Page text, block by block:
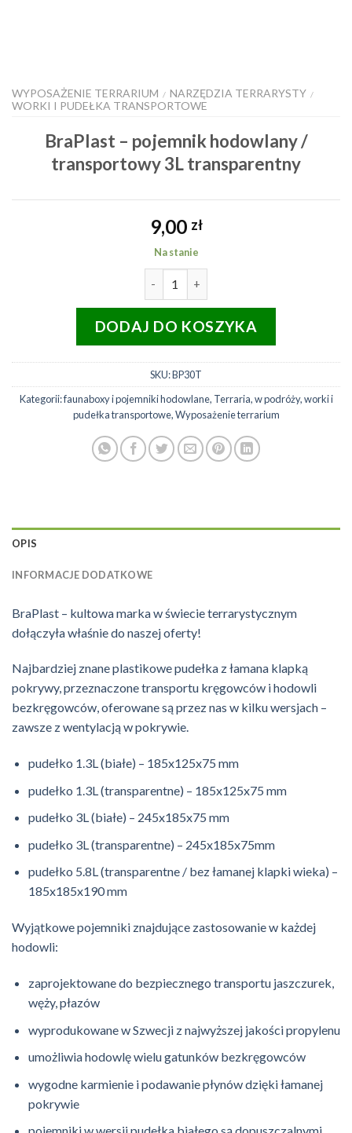
WYPOSAŻENIE TERRARIUM / NARZĘDZIA TERRARYSTY /
WORKI I PUDEŁKA TRANSPORTOWE
BraPlast – pojemnik hodowlany /
transportowy 3L transparentny
9,00 zł
Na stanie
DODAJ DO KOSZYKA
SKU:BP30T
Kategorii:faunaboxy i pojemniki hodowlane, Terraria,w podróży,worki i
pudełka transportowe,Wyposażenie terrarium
OPIS
INFORMACJE DODATKOWE
BraPlast – kultowa marka w świecie terrarystycznym
dołączyła właśnie do naszej oferty!
Najbardziej znane plastikowe pudełka z łamana klapką
pokrywy, przeznaczone transportu kręgowców i hodowli
bezkręgowców, oferowane są przez nas w kilku wersjach –
zawsze z wentylacją w pokrywie.
pudełko 1.3L (białe) – 185x125x75 mm
pudełko 1.3L (transparentne) – 185x125x75 mm
pudełko 3L (białe) – 245x185x75 mm
pudełko 3L (transparentne) – 245x185x75mm
pudełko 5.8L (transparentne / bez łamanej klapki wieka) –
185x185x190 mm
Wyjątkowe pojemniki znajdujące zastosowanie w każdej
hodowli:
zaprojektowane do bezpiecznego transportu jaszczurek,
węży, płazów
wyprodukowane w Szwecji z najwyższej jakości propylenu
umożliwia hodowlę wielu gatunków bezkręgowców
wygodne karmienie i podawanie płynów dzięki łamanej
pokrywie